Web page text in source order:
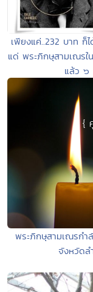
เพียงแค่..232 บาท ก็
แด่ พระภิกษุสามเณรใ
แล้ว ๖
พระภิกษุสามเณรกำ
จังหวัด